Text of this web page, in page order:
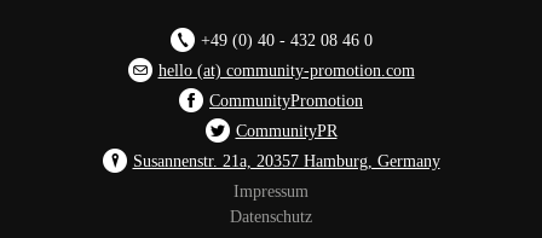
+49 (0) 40 - 432 08 46 0
hello (at) community-promotion.com
CommunityPromotion
CommunityPR
Susannenstr. 21a, 20357 Hamburg, Germany
Impressum
Datenschutz